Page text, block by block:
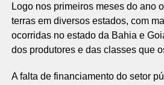
Logo nos primeiros meses do ano
terras em diversos estados, com
ocorridas no estado da Bahia e
dos produtores e das classes que
A falta de financiamento do setor